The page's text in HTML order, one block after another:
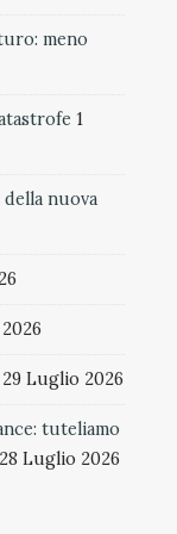
meno
1
nuova
29 Luglio 2026
tuteliamo
28 Luglio 2026